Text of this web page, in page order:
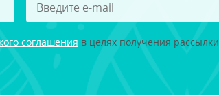
соглашения в целях получения рассылки